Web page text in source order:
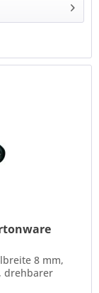
8 mm,
drehbarer